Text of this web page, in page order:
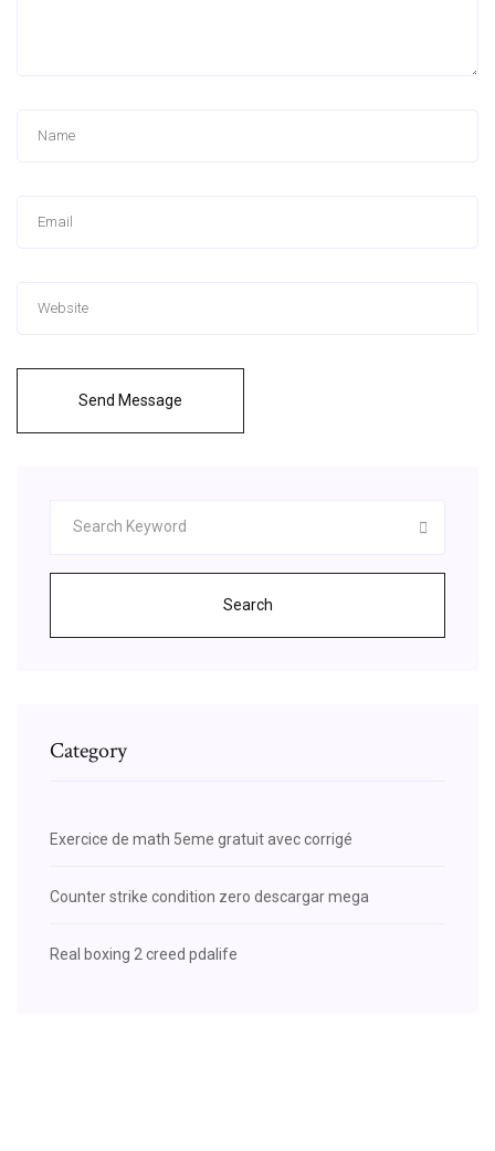
Send Message
Search
Category
Exercice de math 5eme gratuit avec corrigé
Counter strike condition zero descargar mega
Real boxing 2 creed pdalife